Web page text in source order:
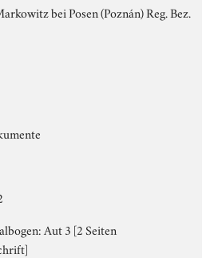
bei Posen (Poznán) Reg. Bez.
Aut 3 [2 Seiten